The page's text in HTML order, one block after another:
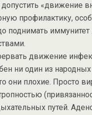
«движение
профилактику,
поднимать
движение
ни один из
они плохие. Просто
путей.